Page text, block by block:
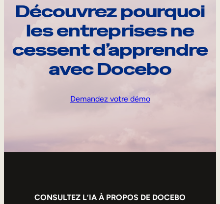
Découvrez pourquoi
les entreprises ne
cessent d’apprendre
avec Docebo
Demandez votre démo
CONSULTEZ L’IA À PROPOS DE DOCEBO